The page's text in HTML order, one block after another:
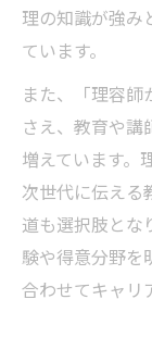
理の知識が強み
ています。
また、「理容
さえ、教育や講
増えています。
次世代に伝える
道も選択肢とな
験や得意分野を
合わせてキャリ